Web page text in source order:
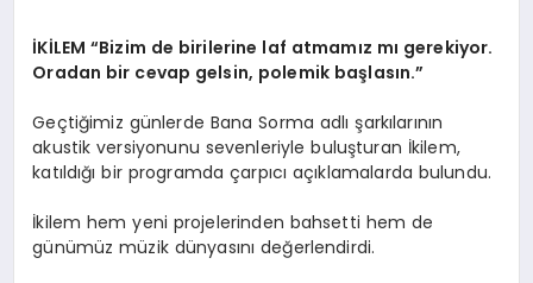
İKİLEM “Bizim de birilerine laf atmamız mı gerekiyor.
Oradan bir cevap gelsin, polemik başlasın.”
Geçtiğimiz günlerde Bana Sorma adlı şarkılarının
akustik versiyonunu sevenleriyle buluşturan İkilem,
katıldığı bir programda çarpıcı açıklamalarda bulundu.
İkilem hem yeni projelerinden bahsetti hem de
günümüz müzik dünyasını değerlendirdi.